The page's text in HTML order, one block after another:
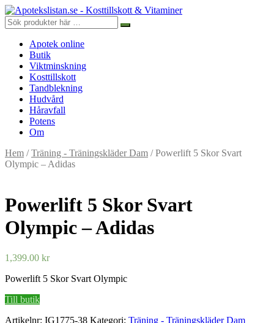
Apotek online
Butik
Viktminskning
Kosttillskott
Tandblekning
Hudvård
Håravfall
Potens
Om
Hem /Träning - Träningskläder Dam / Powerlift 5 Skor Svart
Olympic – Adidas
Powerlift 5 Skor Svart
Olympic – Adidas
1,399.00 kr
Powerlift 5 Skor Svart Olympic
Till butik
Artikelnr: IG1775-38 Kategori: Träning - Träningskläder Dam